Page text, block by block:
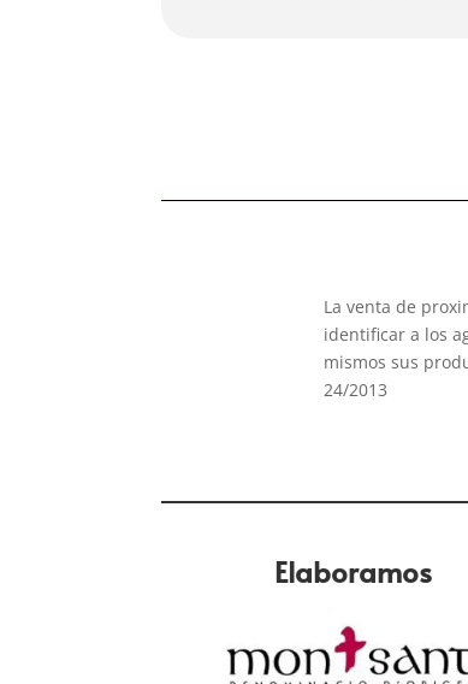
La venta de
identificar a los
mismos sus
24/2013
Elaboramos